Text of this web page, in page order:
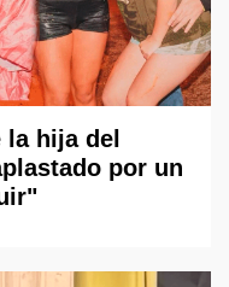
la hija del
por un